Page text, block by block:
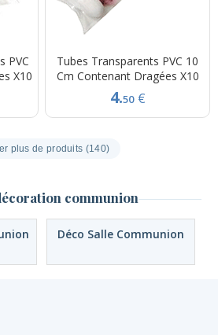
PVC
X10
Tubes Transparents PVC 10
Cm Contenant Dragées X10
4.50 €
plus de produits (140)
communion
Déco Salle Communion